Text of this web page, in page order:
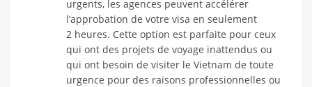
urgents, les agences peuvent accélérer
l’approbation de votre visa en seulement
2 heures. Cette option est parfaite pour ceux
qui ont des projets de voyage inattendus ou
qui ont besoin de visiter le Vietnam de toute
urgence pour des raisons professionnelles ou